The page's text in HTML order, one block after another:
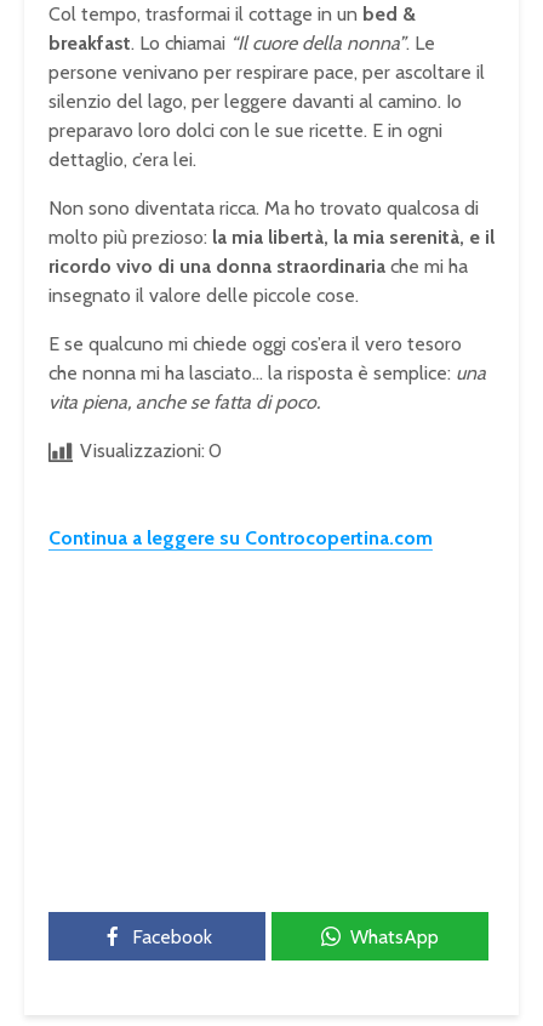
Col tempo, trasformai il cottage in un bed &
breakfast. Lo chiamai “Il cuore della nonna”. Le
persone venivano per respirare pace, per ascoltare il
silenzio del lago, per leggere davanti al camino. Io
preparavo loro dolci con le sue ricette. E in ogni
dettaglio, c’era lei.
Non sono diventata ricca. Ma ho trovato qualcosa di
molto più prezioso: la mia libertà, la mia serenità, e il
ricordo vivo di una donna straordinaria che mi ha
insegnato il valore delle piccole cose.
E se qualcuno mi chiede oggi cos’era il vero tesoro
che nonna mi ha lasciato… la risposta è semplice: una
vita piena, anche se fatta di poco.
Visualizzazioni: 0
Continua a leggere su Controcopertina.com
Facebook WhatsApp